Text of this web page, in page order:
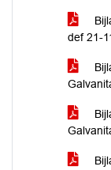
def 21-